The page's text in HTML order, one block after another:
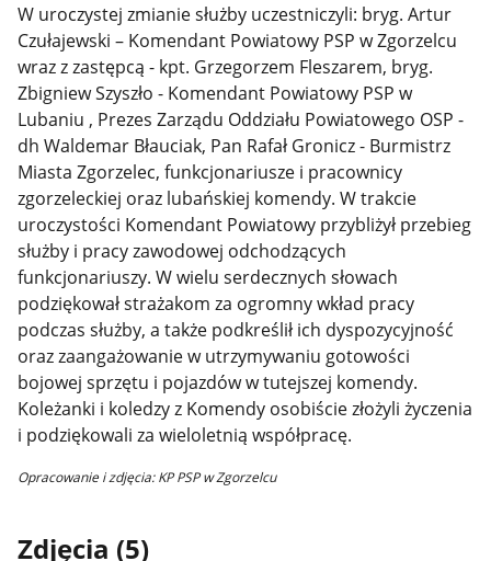
W uroczystej zmianie służby uczestniczyli: bryg. Artur
Czułajewski – Komendant Powiatowy PSP w Zgorzelcu
wraz z zastępcą - kpt. Grzegorzem Fleszarem, bryg.
Zbigniew Szyszło - Komendant Powiatowy PSP w
Lubaniu , Prezes Zarządu Oddziału Powiatowego OSP -
dh Waldemar Błauciak, Pan Rafał Gronicz - Burmistrz
Miasta Zgorzelec, funkcjonariusze i pracownicy
zgorzeleckiej oraz lubańskiej komendy. W trakcie
uroczystości Komendant Powiatowy przybliżył przebieg
służby i pracy zawodowej odchodzących
funkcjonariuszy. W wielu serdecznych słowach
podziękował strażakom za ogromny wkład pracy
podczas służby, a także podkreślił ich dyspozycyjność
oraz zaangażowanie w utrzymywaniu gotowości
bojowej sprzętu i pojazdów w tutejszej komendy.
Koleżanki i koledzy z Komendy osobiście złożyli życzenia
i podziękowali za wieloletnią współpracę.
Opracowanie i zdjęcia: KP PSP w Zgorzelcu
Zdjęcia (5)